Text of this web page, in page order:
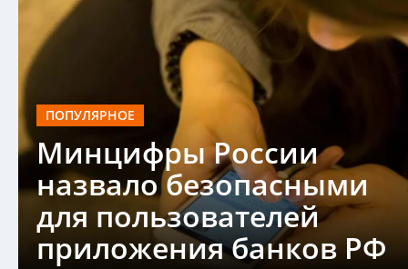
ПОПУЛЯРНОЕ
Минцифры России
назвало безопасными
для пользователей
приложения банков РФ